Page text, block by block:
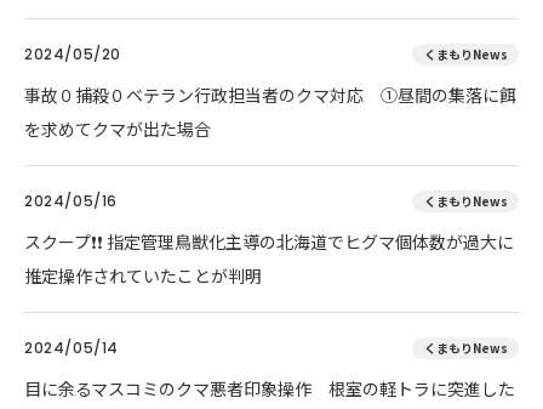
2024/05/20 くまもりNews
事故０捕殺０ベテラン行政担当者のクマ対応 ①昼間の集落に餌
を求めてクマが出た場合
2024/05/16 くまもりNews
スクープ❗❗ 指定管理鳥獣化主導の北海道でヒグマ個体数が過大に
推定操作されていたことが判明
2024/05/14 くまもりNews
目に余るマスコミのクマ悪者印象操作 根室の軽トラに突進した